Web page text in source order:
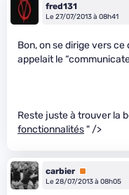
fred131
Le 27/07/2013 à 08h41
Bon, on se dirige vers
appelait le
Reste juste à trouver la
fonctionnalités" />
carbier Premium
Le 28/07/2013 à 08h05